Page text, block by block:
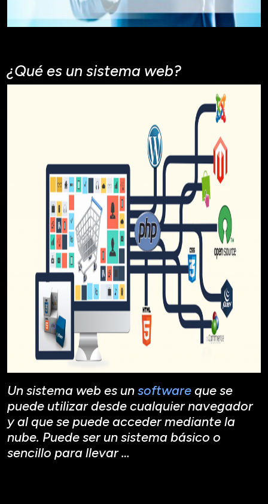
¿Qué es un sistema web?
Un sistema web es unsoftwareque se
puede utilizar desde cualquier navegador
y al que se puede acceder mediante la
nube. Puede ser un sistema básico o
sencillo para llevar …